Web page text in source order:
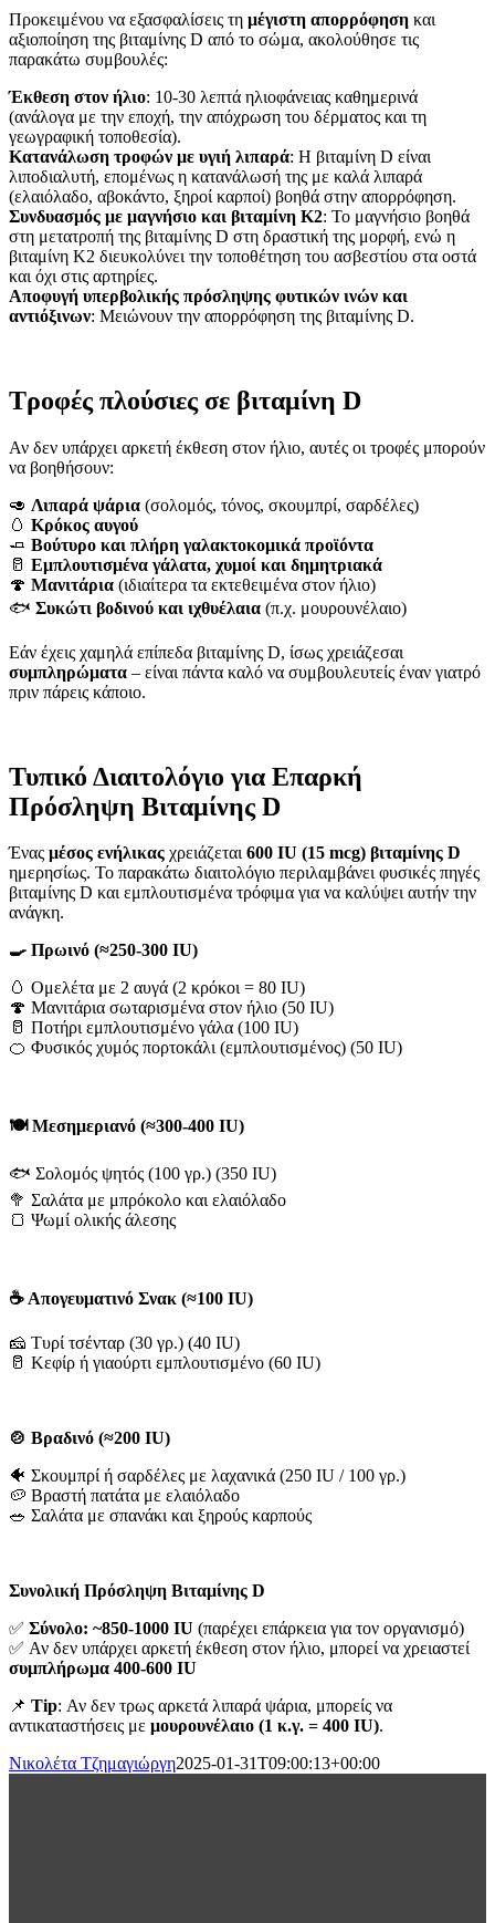
Προκειμένου να εξασφαλίσεις τη μέγιστη απορρόφηση και
αξιοποίηση της βιταμίνης D από το σώμα, ακολούθησε τις
παρακάτω συμβουλές:
Έκθεση στον ήλιο: 10-30 λεπτά ηλιοφάνειας καθημερινά
(ανάλογα με την εποχή, την απόχρωση του δέρματος και τη
γεωγραφική τοποθεσία).
Κατανάλωση τροφών με υγιή λιπαρά: Η βιταμίνη D είναι
λιποδιαλυτή, επομένως η κατανάλωσή της με καλά λιπαρά
(ελαιόλαδο, αβοκάντο, ξηροί καρποί) βοηθά στην απορρόφηση.
Συνδυασμός με μαγνήσιο και βιταμίνη Κ2: Το μαγνήσιο βοηθά
στη μετατροπή της βιταμίνης D στη δραστική της μορφή, ενώ η
βιταμίνη Κ2 διευκολύνει την τοποθέτηση του ασβεστίου στα οστά
και όχι στις αρτηρίες.
Αποφυγή υπερβολικής πρόσληψης φυτικών ινών και
αντιόξινων: Μειώνουν την απορρόφηση της βιταμίνης D.
Τροφές πλούσιες σε βιταμίνη D
Αν δεν υπάρχει αρκετή έκθεση στον ήλιο, αυτές οι τροφές μπορούν
να βοηθήσουν:
🥑 Λιπαρά ψάρια (σολομός, τόνος, σκουμπρί, σαρδέλες)
🥚 Κρόκος αυγού
🧈 Βούτυρο και πλήρη γαλακτοκομικά προϊόντα
🥛 Εμπλουτισμένα γάλατα, χυμοί και δημητριακά
🍄 Μανιτάρια (ιδιαίτερα τα εκτεθειμένα στον ήλιο)
🐟 Συκώτι βοδινού και ιχθυέλαια (π.χ. μουρουνέλαιο)
Εάν έχεις χαμηλά επίπεδα βιταμίνης D, ίσως χρειάζεσαι
συμπληρώματα – είναι πάντα καλό να συμβουλευτείς έναν γιατρό
πριν πάρεις κάποιο.
Τυπικό Διαιτολόγιο για Επαρκή
Πρόσληψη Βιταμίνης D
Ένας μέσος ενήλικας χρειάζεται600 IU (15 mcg) βιταμίνης D
ημερησίως. Το παρακάτω διαιτολόγιο περιλαμβάνει φυσικές πηγές
βιταμίνης D και εμπλουτισμένα τρόφιμα για να καλύψει αυτήν την
ανάγκη.
🍳 Πρωινό (≈250-300 IU)
🥚 Ομελέτα με 2 αυγά (2 κρόκοι = 80 IU)
🍄 Μανιτάρια σωταρισμένα στον ήλιο (50 IU)
🥛 Ποτήρι εμπλουτισμένο γάλα (100 IU)
🍊 Φυσικός χυμός πορτοκάλι (εμπλουτισμένος) (50 IU)
🍽️ Μεσημεριανό (≈300-400 IU)
🐟 Σολομός ψητός (100 γρ.) (350 IU)
🥦 Σαλάτα με μπρόκολο και ελαιόλαδο
🍞 Ψωμί ολικής άλεσης
☕ Απογευματινό Σνακ (≈100 IU)
🧀 Τυρί τσένταρ (30 γρ.) (40 IU)
🥛 Κεφίρ ή γιαούρτι εμπλουτισμένο (60 IU)
🍲 Βραδινό (≈200 IU)
🐠 Σκουμπρί ή σαρδέλες με λαχανικά (250 IU / 100 γρ.)
🥔 Βραστή πατάτα με ελαιόλαδο
🥗 Σαλάτα με σπανάκι και ξηρούς καρπούς
Συνολική Πρόσληψη Βιταμίνης D
✅ Σύνολο: ~850-1000 IU (παρέχει επάρκεια για τον οργανισμό)
✅ Αν δεν υπάρχει αρκετή έκθεση στον ήλιο, μπορεί να χρειαστεί
συμπλήρωμα 400-600 IU
📌 Tip: Αν δεν τρως αρκετά λιπαρά ψάρια, μπορείς να
αντικαταστήσεις με μουρουνέλαιο (1 κ.γ. = 400 IU).
Νικολέτα Τζημαγιώργη2025-01-31T09:00:13+00:00